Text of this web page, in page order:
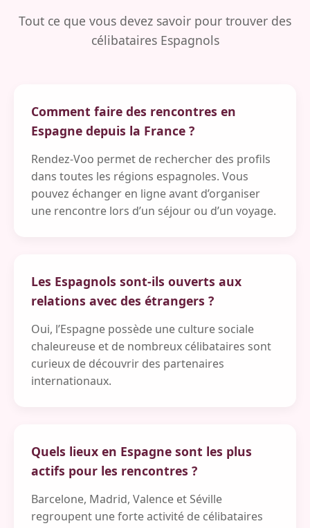
Tout ce que vous devez savoir pour trouver des
célibataires Espagnols
Comment faire des rencontres en
Espagne depuis la France ?
Rendez-Voo permet de rechercher des profils
dans toutes les régions espagnoles. Vous
pouvez échanger en ligne avant d’organiser
une rencontre lors d’un séjour ou d’un voyage.
Les Espagnols sont-ils ouverts aux
relations avec des étrangers ?
Oui, l’Espagne possède une culture sociale
chaleureuse et de nombreux célibataires sont
curieux de découvrir des partenaires
internationaux.
Quels lieux en Espagne sont les plus
actifs pour les rencontres ?
Barcelone, Madrid, Valence et Séville
regroupent une forte activité de célibataires